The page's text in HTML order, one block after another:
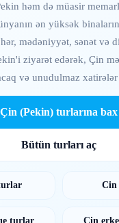
həm də müasir
ən yüksək
mədəniyyət, sənət və
ziyarət edərək, Çin
və unudulmaz xatirələr
Çin (Pekin) turlarına bax
Bütün turları aç
Cin
turlar
Cin